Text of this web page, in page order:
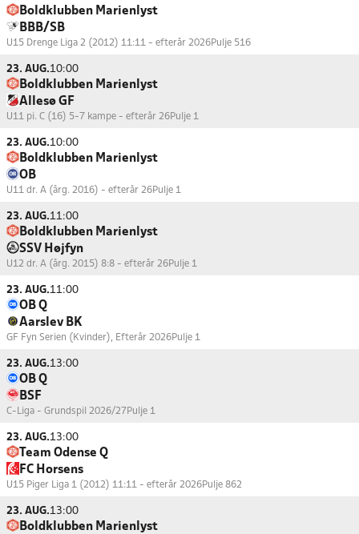
Boldklubben Marienlyst
BBB/SB
U15 Drenge Liga 2 (2012) 11:11 - efterår 2026Pulje 516
23. AUG.10:00
Boldklubben Marienlyst
Allesø GF
U11 pi. C (16) 5-7 kampe - efterår 26Pulje 1
23. AUG.10:00
Boldklubben Marienlyst
OB
U11 dr. A (årg. 2016) - efterår 26Pulje 1
23. AUG.11:00
Boldklubben Marienlyst
SSV Højfyn
U12 dr. A (årg. 2015) 8:8 - efterår 26Pulje 1
23. AUG.11:00
OB Q
Aarslev BK
GF Fyn Serien (Kvinder), Efterår 2026Pulje 1
23. AUG.13:00
OB Q
BSF
C-Liga - Grundspil 2026/27 Pulje 1
23. AUG.13:00
Team Odense Q
FC Horsens
U15 Piger Liga 1 (2012) 11:11 - efterår 2026Pulje 862
23. AUG.13:00
Boldklubben Marienlyst